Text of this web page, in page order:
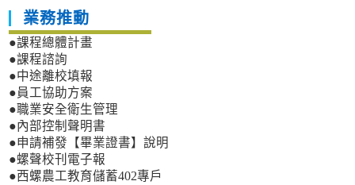
業務推動
●課程總體計畫
●課程諮詢
●中途離校填報
●員工協助方案
●職業安全衛生管理
●內部控制聲明書
●申請補發【畢業證書】說明
●螺聲校刊電子報
●西螺農工教育儲蓄402專戶